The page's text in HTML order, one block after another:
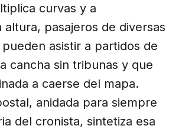
curvas y a
altura, pasajeros de diversas
asistir a partidos de
cancha sin tribunas y que
a caerse del mapa.
anidada para siempre
del cronista, sintetiza esa